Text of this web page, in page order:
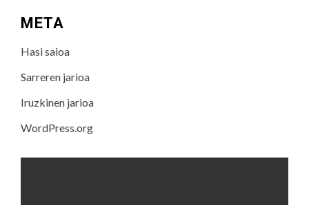
META
Hasi saioa
Sarreren jarioa
Iruzkinen jarioa
WordPress.org